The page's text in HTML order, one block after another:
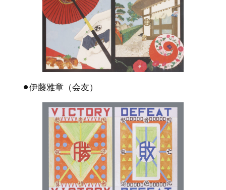
⚫︎伊藤雅章（会友）